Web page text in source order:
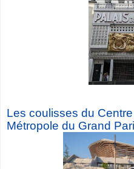
Les coulisses du
Métropole du Grand